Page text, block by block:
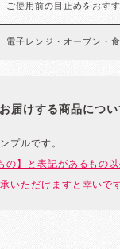
ご使用前の目止めをおす
電子レンジ・オーブン・
届けする商品につい
プルです。
】と表記があるもの
いただけますと幸いで